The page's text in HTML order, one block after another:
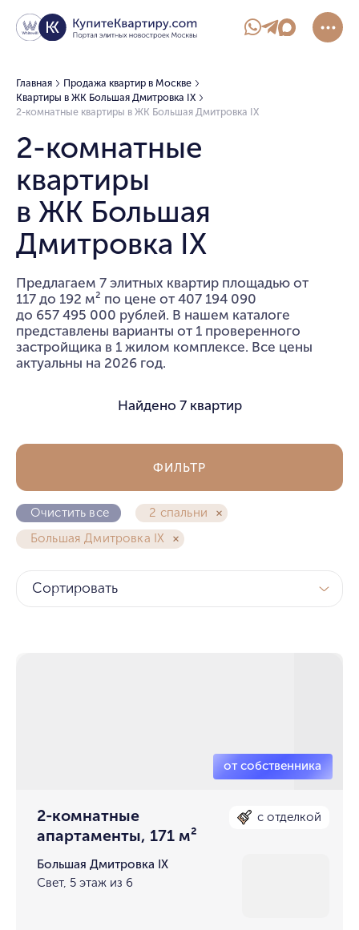
Главная
Продажа квартир в Москве
Квартиры в ЖК Большая Дмитровка IX
2-комнатные квартиры в ЖК Большая Дмитровка IX
2-комнатные
квартиры
в ЖК Большая
Дмитровка IX
Предлагаем 7 элитных квартир площадью от
117 до 192 м² по цене от 407 194 090
до 657 495 000 рублей. В нашем каталоге
представлены варианты от 1 проверенного
застройщика в 1 жилом комплексе. Все цены
актуальны на 2026 год.
Найдено 7 квартир
Очистить все
2 спальни
Большая Дмитровка IX
ФИЛЬТР
Сортировать
2-комнатные
апартаменты, 171 м²
с отделкой
Большая Дмитровка IX
Свет, 5 этаж из 6